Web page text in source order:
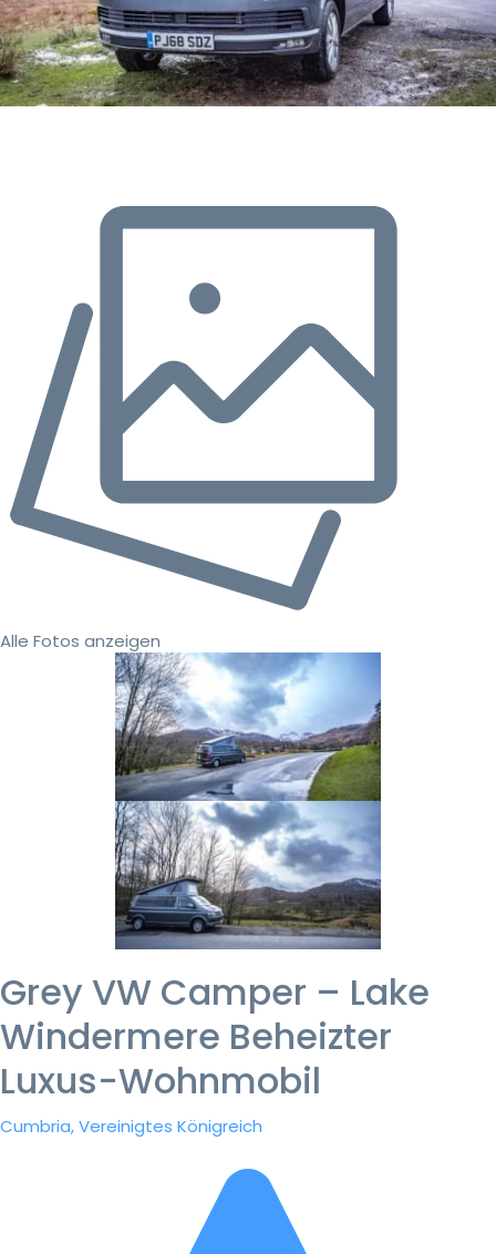
Alle Fotos anzeigen
Grey VW Camper – Lake
Windermere Beheizter
Luxus-Wohnmobil
Cumbria, Vereinigtes Königreich